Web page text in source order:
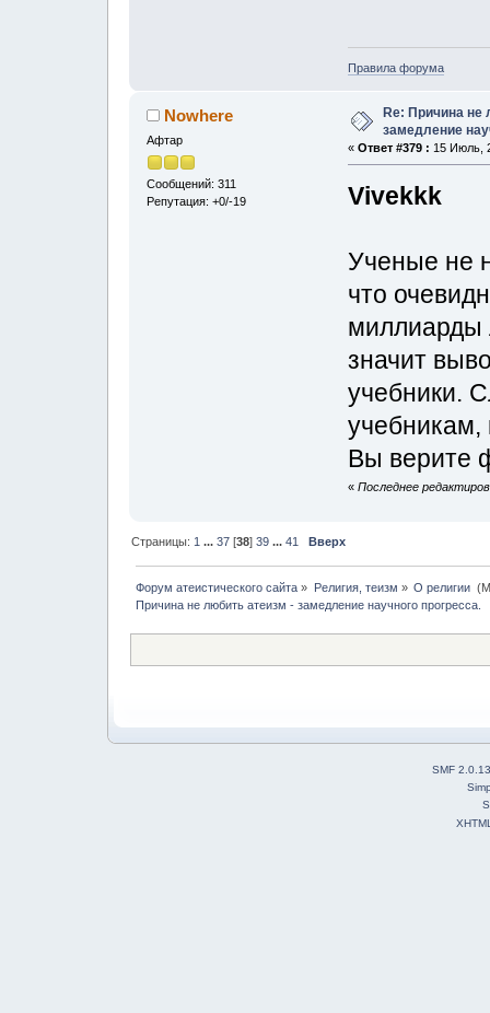
Правила форума
Nowhere
Афтар
Сообщений: 311
Репутация: +0/-19
Re: Причина не
замедление
« Ответ #379 : 15 Июль,
Vivekkk
Ученые не
что
миллиарды
значит
учебники.
учебникам,
Вы верите
« Последнее
Страницы: 1 ...37 [38]39 ...41 Вверх
Форум атеистического сайта » Религия, теизм » О религии
Причина не любить атеизм - замедление научного прогресса.
SMF 2.0.13